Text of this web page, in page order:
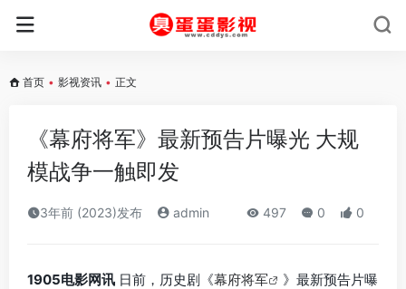
首页 • 影视资讯 • 正文
《幕府将军》最新预告片曝光 大规
模战争一触即发
3年前 (2023)发布 admin 497 0 0
1905电影网讯 日前，历史剧《幕府将军
》最新预告片曝